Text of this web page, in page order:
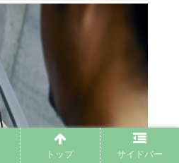
トップ サイドバー